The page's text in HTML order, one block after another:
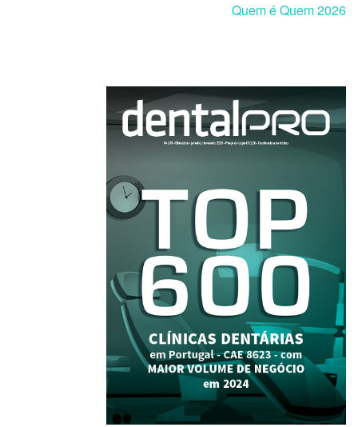
Quem é Quem 2026